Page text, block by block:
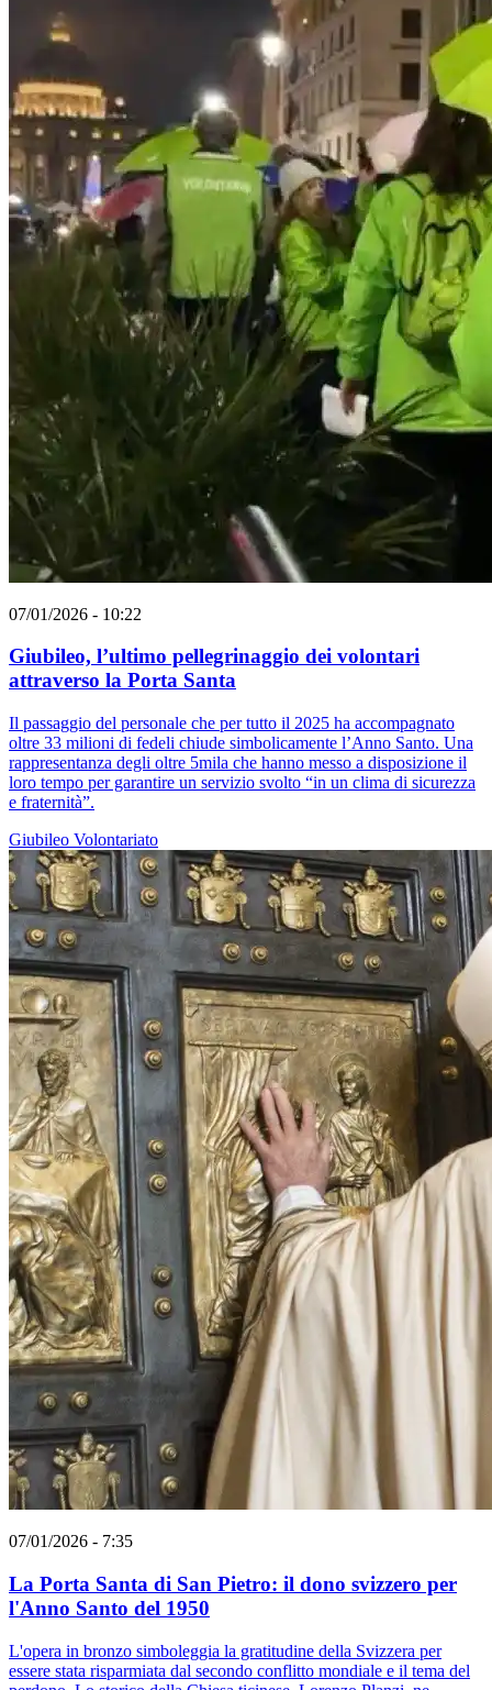
07/01/2026 - 10:22
Giubileo, l’ultimo pellegrinaggio dei volontari
attraverso la Porta Santa
Il passaggio del personale che per tutto il 2025 ha accompagnato
oltre 33 milioni di fedeli chiude simbolicamente l’Anno Santo. Una
rappresentanza degli oltre 5mila che hanno messo a disposizione il
loro tempo per garantire un servizio svolto “in un clima di sicurezza
e fraternità”.
Giubileo Volontariato
07/01/2026 - 7:35
La Porta Santa di San Pietro: il dono svizzero per
l'Anno Santo del 1950
L'opera in bronzo simboleggia la gratitudine della Svizzera per
essere stata risparmiata dal secondo conflitto mondiale e il tema del